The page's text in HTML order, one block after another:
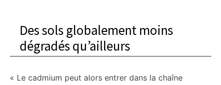
Des sols globalement moins
dégradés qu’ailleurs
« Le cadmium peut alors entrer dans la chaîne